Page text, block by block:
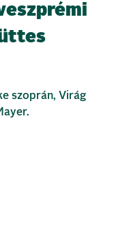
szoprán, Virág